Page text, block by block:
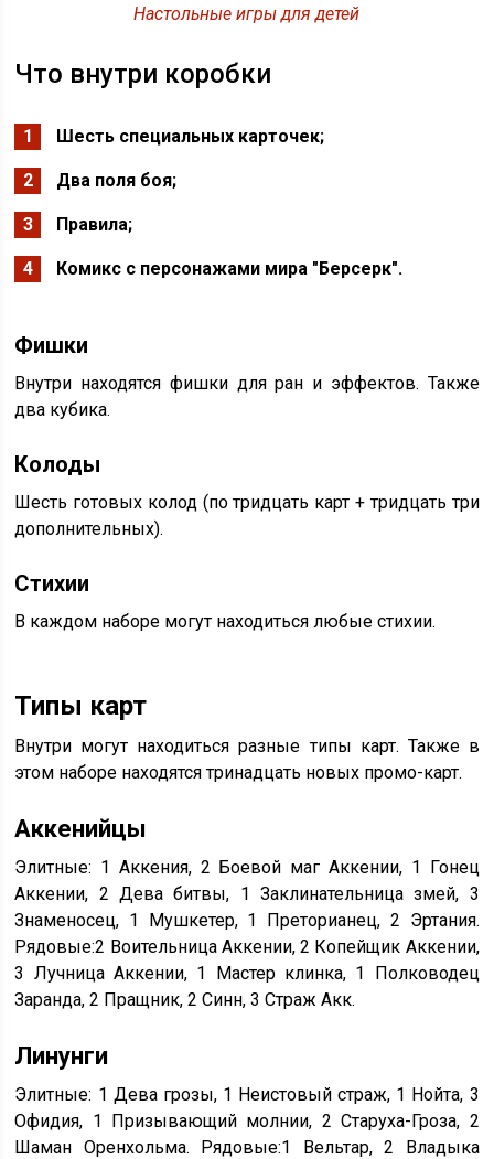
Настольные игры для детей
Что внутри коробки
Шесть специальных карточек;
Два поля боя;
Правила;
Комикс с персонажами мира "Берсерк".
Фишки
Внутри находятся фишки для ран и эффектов. Также
два кубика.
Колоды
Шесть готовых колод (по тридцать карт + тридцать три
дополнительных).
Стихии
В каждом наборе могут находиться любые стихии.
Типы карт
Внутри могут находиться разные типы карт. Также в
этом наборе находятся тринадцать новых промо-карт.
Аккенийцы
Элитные: 1 Аккения, 2 Боевой маг Аккении, 1 Гонец
Аккении, 2 Дева битвы, 1 Заклинательница змей, 3
Знаменосец, 1 Мушкетер, 1 Преторианец, 2 Эртания.
Рядовые:2 Воительница Аккении, 2 Копейщик Аккении,
3 Лучница Аккении, 1 Мастер клинка, 1 Полководец
Заранда, 2 Пращник, 2 Синн, 3 Страж Акк.
Линунги
Элитные: 1 Дева грозы, 1 Неистовый страж, 1 Нойта, 3
Офидия, 1 Призывающий молнии, 2 Старуха-Гроза, 2
Шаман Оренхольма. Рядовые:1 Вельтар, 2 Владыка